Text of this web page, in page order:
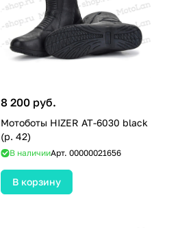
8 200 руб.
Мотоботы HIZER AT-6030 black
(р. 42)
В наличииАрт. 00000021656
В корзину